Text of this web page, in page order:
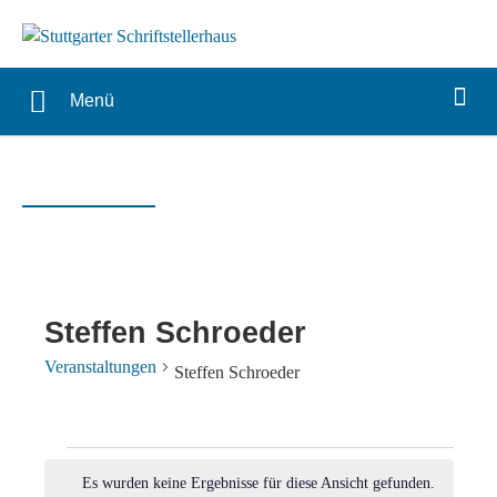
Menü
Steffen Schroeder
Veranstaltungen Steffen Schroeder
Es wurden keine Ergebnisse für diese Ansicht gefunden.